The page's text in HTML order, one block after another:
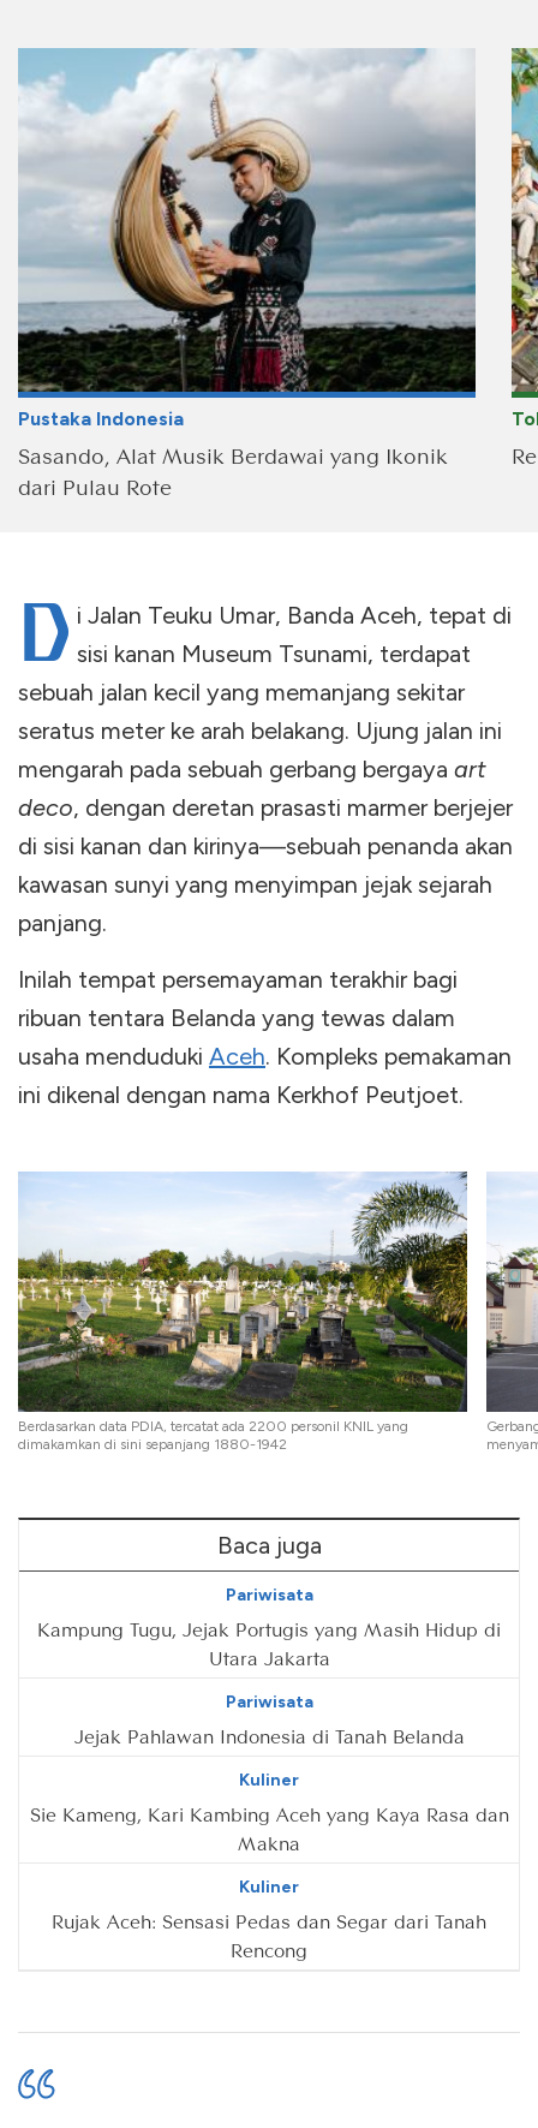
Pustaka Indonesia
Sasando, Alat Musik Berdawai yang Ikonik
dari Pulau Rote
D i Jalan Teuku Umar, Banda Aceh, tepat di
sisi kanan Museum Tsunami, terdapat
sebuah jalan kecil yang memanjang sekitar
seratus meter ke arah belakang. Ujung jalan ini
mengarah pada sebuah gerbang bergaya art
deco, dengan deretan prasasti marmer berjejer
di sisi kanan dan kirinya—sebuah penanda akan
kawasan sunyi yang menyimpan jejak sejarah
panjang.
Inilah tempat persemayaman terakhir bagi
ribuan tentara Belanda yang tewas dalam
usaha menduduki Aceh. Kompleks pemakaman
ini dikenal dengan nama Kerkhof Peutjoet.
Berdasarkan data PDIA, tercatat ada 2200 personil KNIL yang
dimakamkan di sini sepanjang 1880-1942
Baca juga
Pariwisata
Kampung Tugu, Jejak Portugis yang Masih Hidup di
Utara Jakarta
Pariwisata
Jejak Pahlawan Indonesia di Tanah Belanda
Kuliner
Sie Kameng, Kari Kambing Aceh yang Kaya Rasa dan
Makna
Kuliner
Rujak Aceh: Sensasi Pedas dan Segar dari Tanah
Rencong